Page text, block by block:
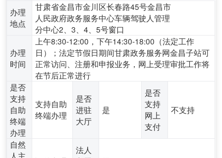
办理
地点
甘肃省金昌市金川区长春路45号金昌市
人民政府政务服务中心车辆驾驶人管理
分中心2、3、4、5号窗口
办理
时间
上午8:30-12:00，下午14:30-18:00（法定工作
日）；法定节假日期间甘肃政务服务网金昌子站可
正常访问、注册和申报业务，网上受理审批工作将
在节后正常进行
是否
支持
自助
终端
办理
支持自助
终端办理
是否
进驻
大厅
是
是否
支持
网上
支付
不支持
自然
人主
法人